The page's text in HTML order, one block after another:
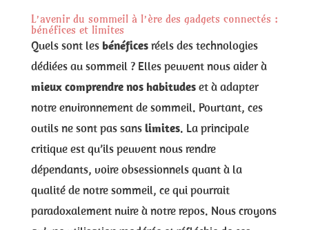
L’avenir du sommeil à l’ère des gadgets connectés :
bénéfices et limites
Quels sont les bénéficesréels des technologies
dédiées au sommeil ? Elles peuvent nous aider à
mieux comprendre nos habitudeset à adapter
notre environnement de sommeil. Pourtant, ces
outils ne sont pas sans limites. La principale
critique est qu’ils peuvent nous rendre
dépendants, voire obsessionnels quant à la
qualité de notre sommeil, ce qui pourrait
paradoxalement nuire à notre repos. Nous croyons